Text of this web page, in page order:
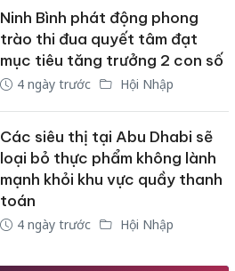
Ninh Bình phát động phong
trào thi đua quyết tâm đạt
mục tiêu tăng trưởng 2 con số
4 ngày trước Hội Nhập
Các siêu thị tại Abu Dhabi sẽ
loại bỏ thực phẩm không lành
mạnh khỏi khu vực quầy thanh
toán
4 ngày trước Hội Nhập